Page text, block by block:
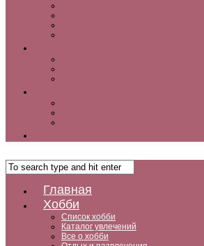
Главная
Хобби
Список хобби
Каталог увлечений
Все о хобби